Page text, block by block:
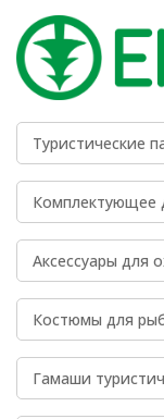
Туристические
Комплектующее
Аксессуары для
Костюмы для
Гамаши